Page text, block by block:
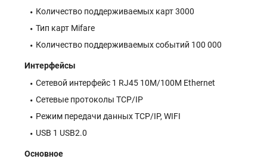
Количество поддерживаемых карт 3000
Тип карт Mifare
Количество поддерживаемых событий 100 000
Интерфейсы
Сетевой интерфейс 1 RJ45 10M/100M Ethernet
Сетевые протоколы TCP/IP
Режим передачи данных TCP/IP, WIFI
USB 1 USB2.0
Основное